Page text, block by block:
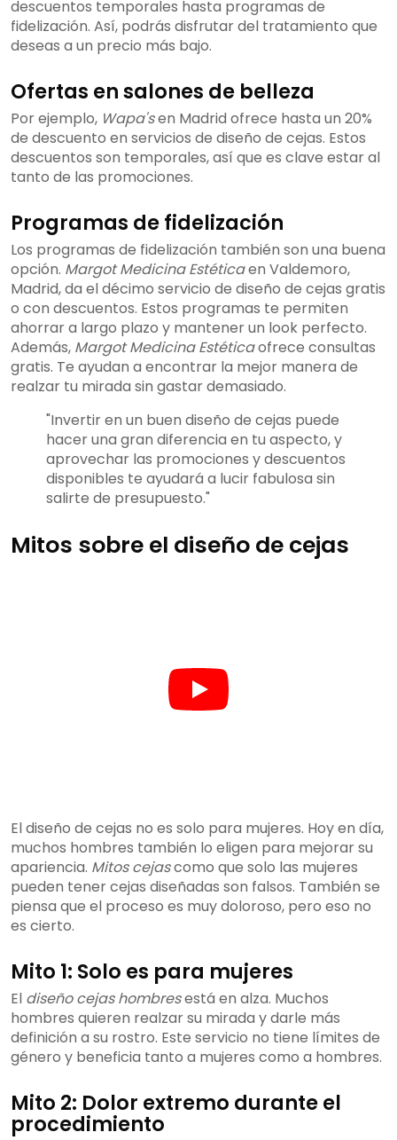
descuentos temporales hasta programas de
fidelización. Así, podrás disfrutar del tratamiento que
deseas a un precio más bajo.
Ofertas en salones de belleza
Por ejemplo, Wapa'sen Madrid ofrece hasta un 20%
de descuento en servicios de diseño de cejas. Estos
descuentos son temporales, así que es clave estar al
tanto de las promociones.
Programas de fidelización
Los programas de fidelización también son una buena
opción. Margot Medicina Estéticaen Valdemoro,
Madrid, da el décimo servicio de diseño de cejas gratis
o con descuentos. Estos programas te permiten
ahorrar a largo plazo y mantener un look perfecto.
Además, Margot Medicina Estéticaofrece consultas
gratis. Te ayudan a encontrar la mejor manera de
realzar tu mirada sin gastar demasiado.
"Invertir en un buen diseño de cejas puede
hacer una gran diferencia en tu aspecto, y
aprovechar las promociones y descuentos
disponibles te ayudará a lucir fabulosa sin
salirte de presupuesto."
Mitos sobre el diseño de cejas
El diseño de cejas no es solo para mujeres. Hoy en día,
muchos hombres también lo eligen para mejorar su
apariencia. Mitos cejascomo que solo las mujeres
pueden tener cejas diseñadas son falsos. También se
piensa que el proceso es muy doloroso, pero eso no
es cierto.
Mito 1: Solo es para mujeres
El diseño cejas hombresestá en alza. Muchos
hombres quieren realzar su mirada y darle más
definición a su rostro. Este servicio no tiene límites de
género y beneficia tanto a mujeres como a hombres.
Mito 2: Dolor extremo durante el
procedimiento